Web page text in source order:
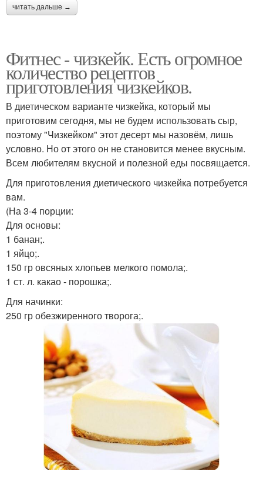
читать дальше →
Фитнес - чизкейк. Есть огромное
количество рецептов
приготовления чизкейков.
В диетическом варианте чизкейка, который мы
приготовим сегодня, мы не будем использовать сыр,
поэтому "Чизкейком" этот десерт мы назовём, лишь
условно. Но от этого он не становится менее вкусным.
Всем любителям вкусной и полезной еды посвящается.
Для приготовления диетического чизкейка потребуется
вам.
(На 3-4 порции:
Для основы:
1 банан;.
1 яйцо;.
150 гр овсяных хлопьев мелкого помола;.
1 ст. л. какао - порошка;.
Для начинки:
250 гр обезжиренного творога;.